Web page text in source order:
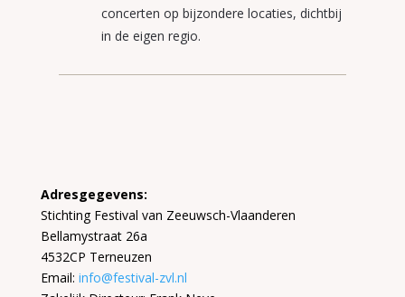
concerten op bijzondere locaties, dichtbij
in de eigen regio.
Adresgegevens:
Stichting Festival van Zeeuwsch-Vlaanderen
Bellamystraat 26a
4532CP Terneuzen
Email: info@festival-zvl.nl